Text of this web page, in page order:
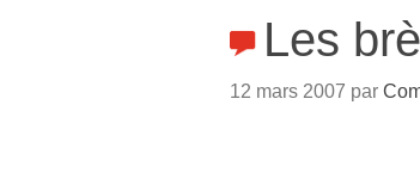
Les
12 mars 2007 par